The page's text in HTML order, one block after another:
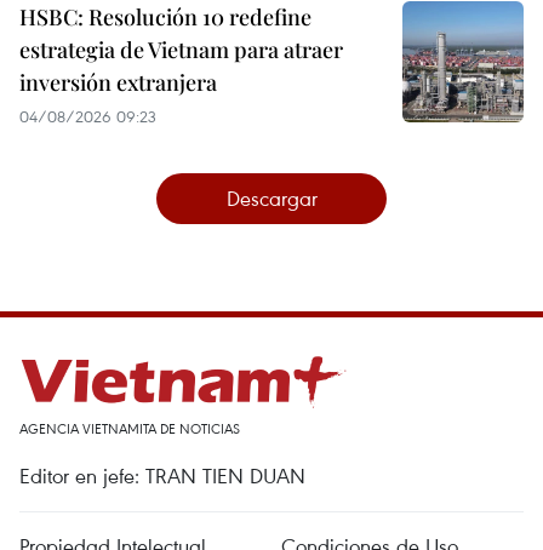
HSBC: Resolución 10 redefine
estrategia de Vietnam para atraer
inversión extranjera
04/08/2026 09:23
Descargar
AGENCIA VIETNAMITA DE NOTICIAS
Editor en jefe: TRAN TIEN DUAN